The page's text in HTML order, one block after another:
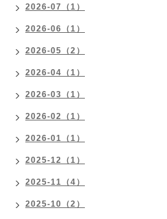
2026-07（1）
2026-06（1）
2026-05（2）
2026-04（1）
2026-03（1）
2026-02（1）
2026-01（1）
2025-12（1）
2025-11（4）
2025-10（2）